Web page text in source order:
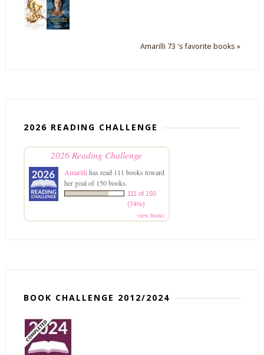
Amarilli 73 's favorite books »
2026 READING CHALLENGE
2026 Reading Challenge
Amarillihas read 111 books toward
her goal of 150 books.
111 of 150
(74%)
view books
BOOK CHALLENGE 2012/2024